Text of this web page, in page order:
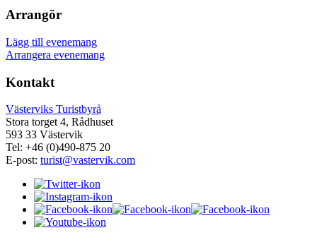
Arrangör
Lägg till evenemang
Arrangera evenemang
Kontakt
Västerviks Turistbyrå
Stora torget 4, Rådhuset
593 33 Västervik
Tel: +46 (0)490-875 20
E-post: turist@vastervik.com